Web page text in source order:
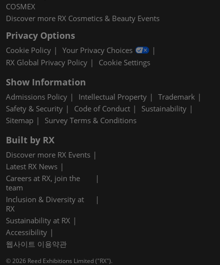
COSMEX
Discover more RX Cosmetics & Beauty Events
Privacy Options
Cookie Policy
Your Privacy Choices
RX Global Privacy Policy
Cookie Settings
Show Information
Admissions Policy Intellectual Property
Trademark
Safety & Security
Code of Conduct
Sustainability
Sitemap
Survey Terms & Conditions
Built by RX
Discover more RX Events
Latest RX News
Careers at RX, join the
team
Inclusion & Diversity at
RX
Sustainability at RX
Accessibility
웹사이트 이용약관
© 2026 Reed Exhibitions Limited ("RX").